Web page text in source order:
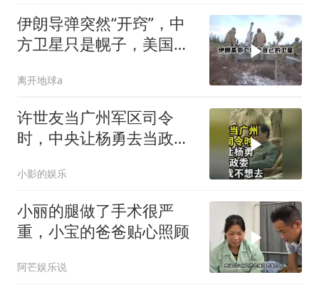
伊朗导弹突然“开窍”，中
方卫星只是幌子，美国真
离开地球a
许世友当广州军区司令
时，中央让杨勇去当政
小影的娱乐
小丽的腿做了手术很严
重，小宝的爸爸贴心照顾
阿芒娱乐说